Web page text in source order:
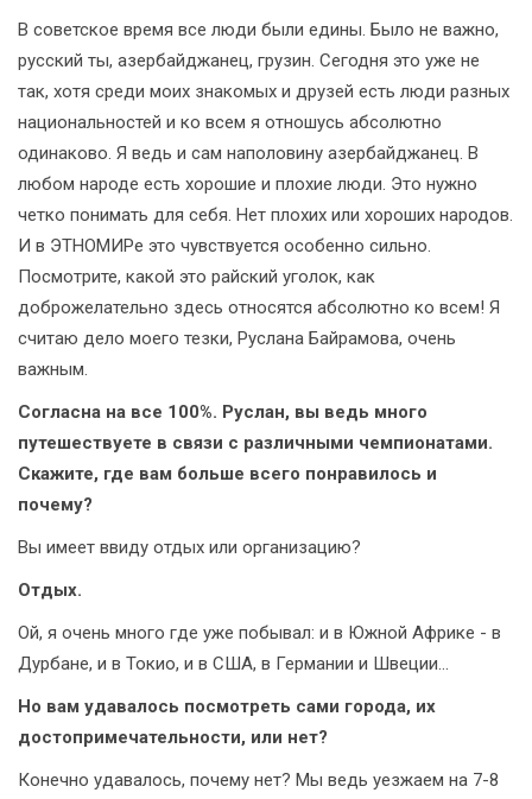
В советское время все люди были едины. Было не важно,
русский ты, азербайджанец, грузин. Сегодня это уже не
так, хотя среди моих знакомых и друзей есть люди разных
национальностей и ко всем я отношусь абсолютно
одинаково. Я ведь и сам наполовину азербайджанец. В
любом народе есть хорошие и плохие люди. Это нужно
четко понимать для себя. Нет плохих или хороших народов.
И в ЭТНОМИРе это чувствуется особенно сильно.
Посмотрите, какой это райский уголок, как
доброжелательно здесь относятся абсолютно ко всем! Я
считаю дело моего тезки, Руслана Байрамова, очень
важным.
Согласна на все 100%. Руслан, вы ведь много
путешествуете в связи с различными чемпионатами.
Скажите, где вам больше всего понравилось и
почему?
Вы имеет ввиду отдых или организацию?
Отдых.
Ой, я очень много где уже побывал: и в Южной Африке - в
Дурбане, и в Токио, и в США, в Германии и Швеции...
Но вам удавалось посмотреть сами города, их
достопримечательности, или нет?
Конечно удавалось, почему нет? Мы ведь уезжаем на 7-8